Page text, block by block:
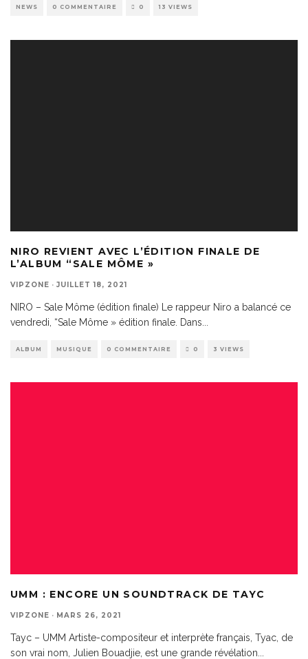
NEWS 0 COMMENTAIRE 0 13 VIEWS
NIRO REVIENT AVEC L’ÉDITION FINALE DE
L’ALBUM “SALE MÔME »
VIPZONE · JUILLET 18, 2021
NIRO – Sale Môme (édition finale) Le rappeur Niro a balancé ce
vendredi, “Sale Môme » édition finale. Dans...
ALBUM MUSIQUE 0 COMMENTAIRE 0 3 VIEWS
UMM : ENCORE UN SOUNDTRACK DE TAYC
VIPZONE · MARS 26, 2021
Tayc – UMM Artiste-compositeur et interprète français, Tyac, de
son vrai nom, Julien Bouadjie, est une grande révélation